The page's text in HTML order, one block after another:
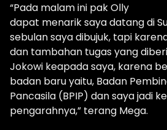
“Pada malam ini pak Olly
dapat menarik saya datang di
sebulan saya dibujuk, tapi
dan tambahan tugas yang
Jokowi keapada saya, karena
badan baru yaitu, Badan
Pancasila (BPIP) dan saya jadi
pengarahnya,” terang Mega.